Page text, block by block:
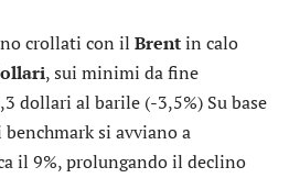
crollati con il Brentin calo
, sui minimi da fine
dollari al barile (-3,5%) Su base
si avviano a
il 9%, prolungando il declino